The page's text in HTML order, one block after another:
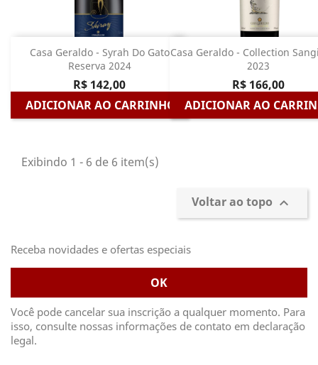
Casa Geraldo - Syrah Do Gato
Reserva 2024
R$ 142,00
ADICIONAR AO CARRINHO
Casa Geraldo - Collection
2023
R$ 166,00
ADICIONAR AO
Exibindo 1 - 6 de 6 item(s)
Voltar ao topo 
Receba novidades e ofertas especiais
Você pode cancelar sua inscrição a qualquer momento. Para
isso, consulte nossas informações de contato em declaração
legal.